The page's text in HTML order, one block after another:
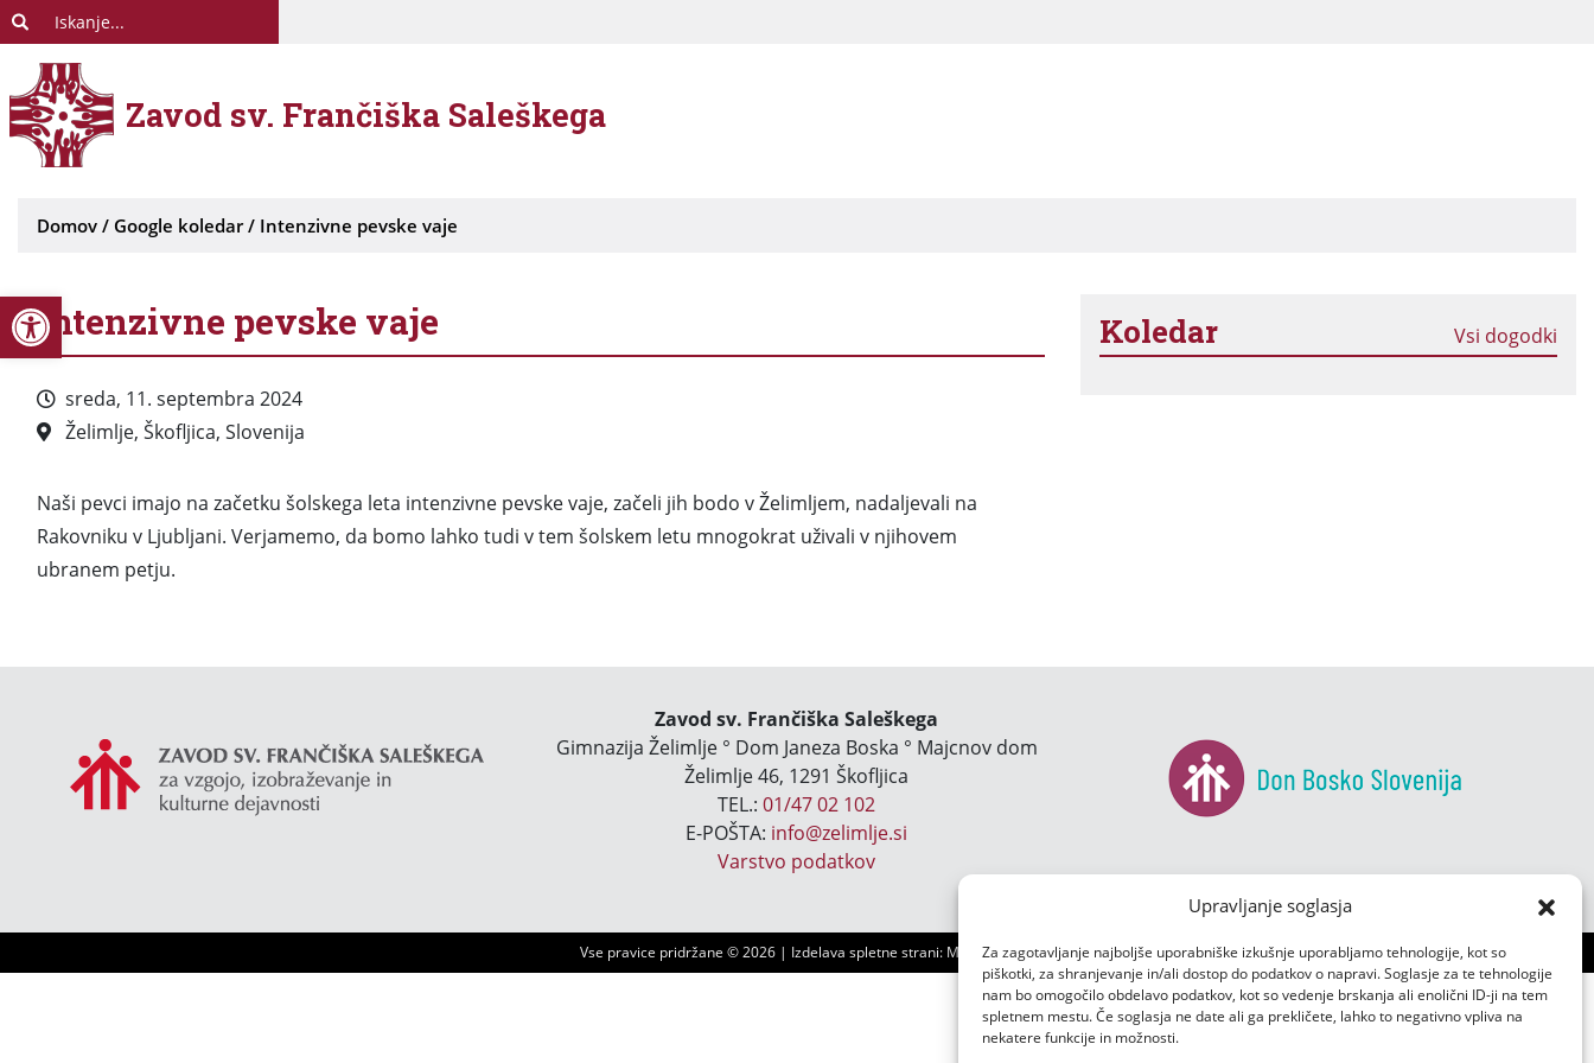
Open toolbar
Upravljanje soglasja
Za zagotavljanje najboljše uporabniške izkušnje uporabljamo tehnologije, kot so
piškotki, za shranjevanje in/ali dostop do podatkov o napravi. Soglasje za te tehnologije
nam bo omogočilo obdelavo podatkov, kot so vedenje brskanja ali enolični ID-ji na tem
spletnem mestu. Če soglasja ne date ali ga prekličete, lahko to negativno vpliva na
nekatere funkcije in možnosti.
Zavod sv. Frančiška Saleškega
Domov / Google koledar/ Intenzivne pevske vaje
Intenzivne pevske vaje
sreda, 11. septembra 2024
Želimlje, Škofljica, Slovenija
Naši pevci imajo na začetku šolskega leta intenzivne pevske vaje, začeli jih bodo v Želimljem, nadaljevali na
Rakovniku v Ljubljani. Verjamemo, da bomo lahko tudi v tem šolskem letu mnogokrat uživali v njihovem
ubranem petju.
Koledar Vsi dogodki
Zavod sv. Frančiška Saleškega
Gimnazija Želimlje ° Dom Janeza Boska ° Majcnov dom
Želimlje 46, 1291 Škofljica
TEL.:01/47 02 102
E-POŠTA: info@zelimlje.si
Varstvo podatkov
Vse pravice pridržane ©2026 | Izdelava spletne strani: Ms3 d.o.o.